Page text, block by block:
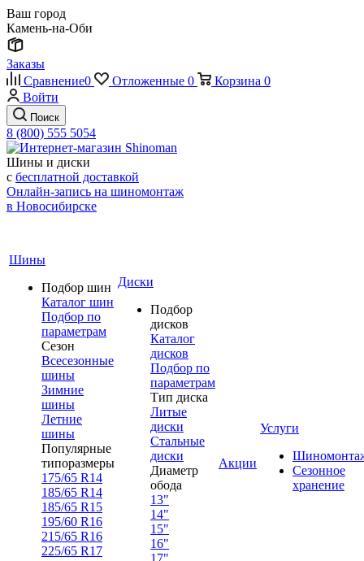
Ваш город
Камень-на-Оби
Заказы
Сравнение0 Отложенные 0 Корзина 0
Войти
Поиск
8 (800) 555 5054
Шины и диски
с бесплатной доставкой
Онлайн-запись на шиномонтаж
в Новосибирске
Шины
Подбор шин
Каталог шин
Подбор по
параметрам
Сезон
Всесезонные
шины
Зимние
шины
Летние
шины
Популярные
типоразмеры
175/65 R14
185/65 R14
185/65 R15
195/60 R16
215/65 R16
225/65 R17
Диски
Подбор
дисков
Каталог
дисков
Подбор по
параметрам
Тип диска
Литые
диски
Стальные
диски
Диаметр
обода
13"
14"
15"
16"
17"
Акции
Услуги
Сезонное
хранение